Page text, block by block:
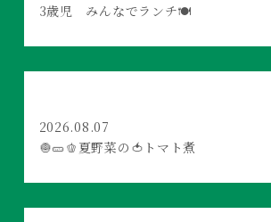
3歳児 みんなでランチ🍽️
2026.08.07
🧅🥒🫑夏野菜の🍅トマト煮